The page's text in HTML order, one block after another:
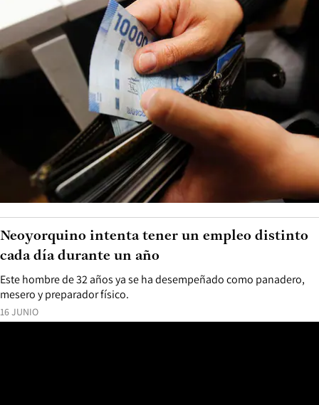
16 JUNIO
Este hombre de 32 años ya se ha desempeñado como panadero,
mesero y preparador físico.
Neoyorquino intenta tener un empleo distinto
cada día durante un año